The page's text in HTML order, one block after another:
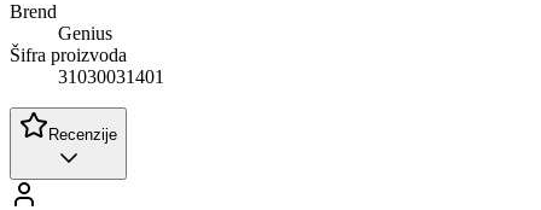
Brend
Genius
Šifra proizvoda
31030031401
Recenzije